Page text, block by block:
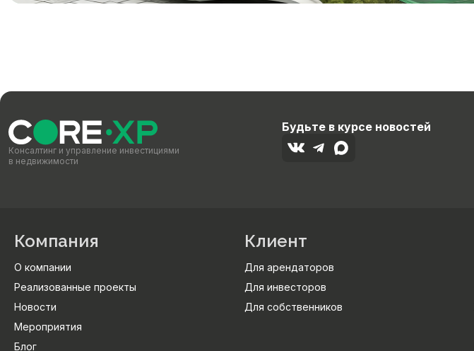
Консалтинг и управление инвестициями
в недвижимости
Будьте в курсе новостей
Компания
О компании
Реализованные проекты
Новости
Мероприятия
Блог
Клиент
Для арендаторов
Для инвесторов
Для собственников